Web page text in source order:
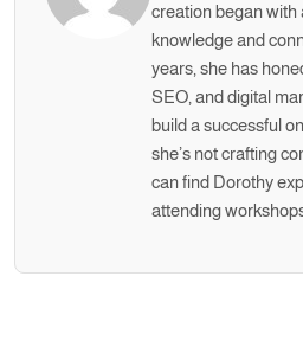
creation began with
knowledge and
years, she has
SEO, and digital
build a successful
she’s not crafting
can find Dorothy
attending